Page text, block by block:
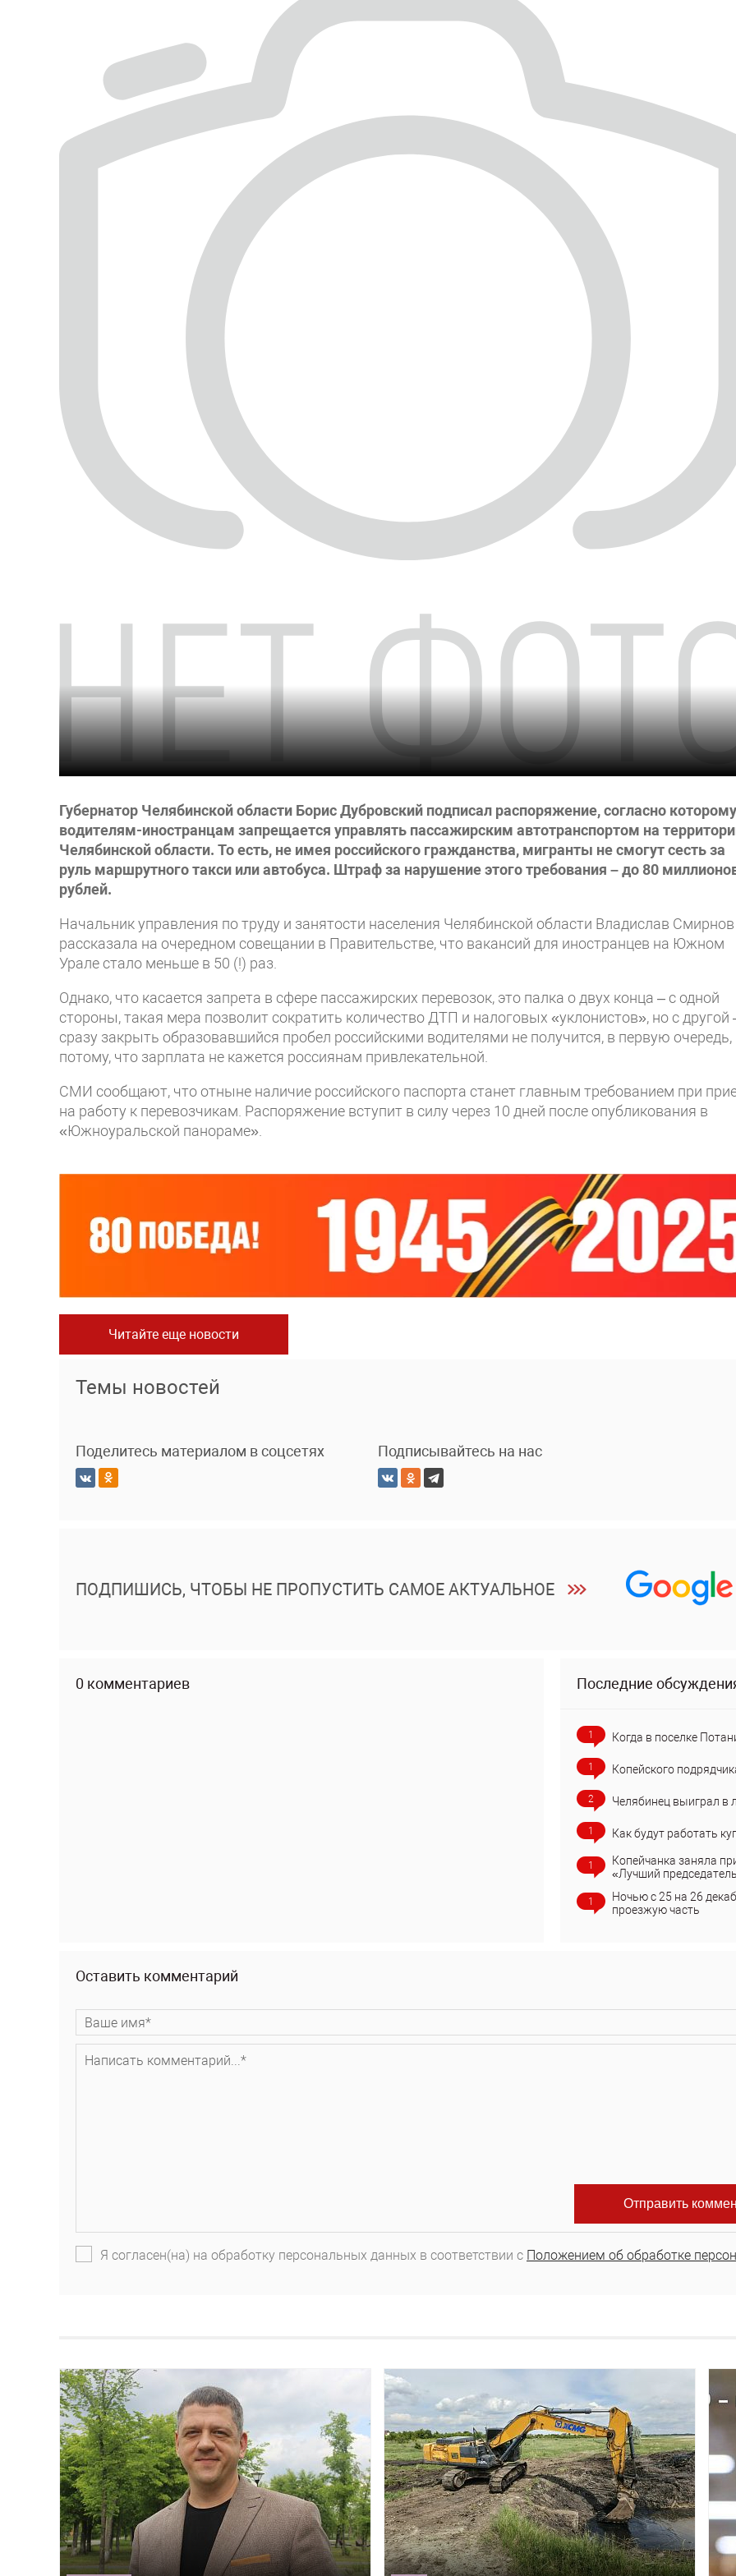
Губернатор Челябинской области Борис Дубровский подписал распоряжение, согласно которому
водителям-иностранцам запрещается управлять пассажирским автотранспортом на
Челябинской области. То есть, не имея российского гражданства, мигранты не смогут сесть за
руль маршрутного такси или автобуса. Штраф за нарушение этого требования – до 80
рублей.
Начальник управления по труду и занятости населения Челябинской области Владислав Смирнов
рассказала на очередном совещании в Правительстве, что вакансий для иностранцев на Южном
Урале стало меньше в 50 (!) раз.
Однако, что касается запрета в сфере пассажирских перевозок, это палка о двух конца – с одной
стороны, такая мера позволит сократить количество ДТП и налоговых «уклонистов», но с другой
сразу закрыть образовавшийся пробел российскими водителями не получится, в первую очередь,
потому, что зарплата не кажется россиянам привлекательной.
СМИ сообщают, что отныне наличие российского паспорта станет главным требованием при
на работу к перевозчикам. Распоряжение вступит в силу через 10 дней после опубликования в
«Южноуральской панораме».
Читайте еще новости
Темы новостей
Поделитесь материалом в соцсетях Подписывайтесь на нас
ПОДПИШИСЬ, ЧТОБЫ НЕ ПРОПУСТИТЬ САМОЕ АКТУАЛЬНОЕ
0 комментариев Последние
1 Когда в поселке
1 Копейского
2 Челябинец выиграл в
1 Как будут работать
1
Копейчанка заняла
«Лучший
1
Ночью с 25 на 26
проезжую часть
Оставить комментарий
Я согласен(на) на обработку персональных данных в соответствии с Положением об обработке